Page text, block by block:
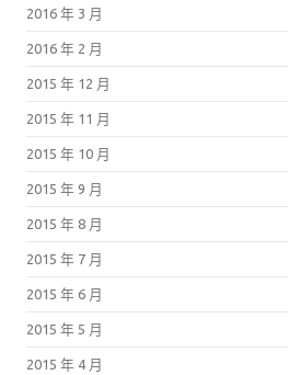
2016 年 3 月
2016 年 2 月
2015 年 12 月
2015 年 11 月
2015 年 10 月
2015 年 9 月
2015 年 8 月
2015 年 7 月
2015 年 6 月
2015 年 5 月
2015 年 4 月